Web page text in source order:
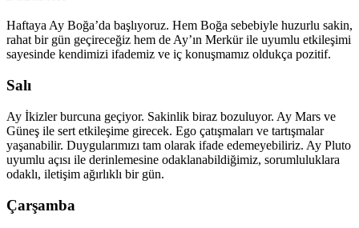
Haftaya Ay Boğa’da başlıyoruz. Hem Boğa sebebiyle huzurlu sakin,
rahat bir gün geçireceğiz hem de Ay’ın Merkür ile uyumlu etkileşimi
sayesinde kendimizi ifademiz ve iç konuşmamız oldukça pozitif.
Salı
Ay İkizler burcuna geçiyor. Sakinlik biraz bozuluyor. Ay Mars ve
Güneş ile sert etkileşime girecek. Ego çatışmaları ve tartışmalar
yaşanabilir. Duygularımızı tam olarak ifade edemeyebiliriz. Ay Pluto
uyumlu açısı ile derinlemesine odaklanabildiğimiz, sorumluluklara
odaklı, iletişim ağırlıklı bir gün.
Çarşamba